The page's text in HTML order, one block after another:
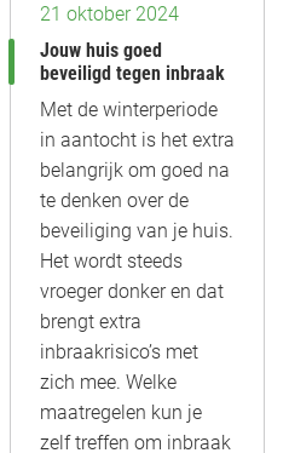
21 oktober 2024
Jouw huis goed
beveiligd tegen inbraak
Met de winterperiode
in aantocht is het extra
belangrijk om goed na
te denken over de
beveiliging van je huis.
Het wordt steeds
vroeger donker en dat
brengt extra
inbraakrisico’s met
zich mee. Welke
maatregelen kun je
zelf treffen om inbraak